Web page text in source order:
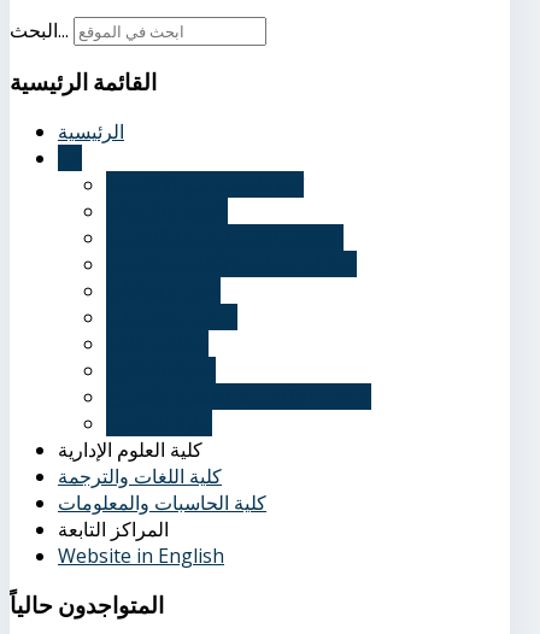
البحث...
القائمة الرئيسية
الرئيسية
كلية العلوم الإدارية
كلية اللغات والترجمة
كلية الحاسبات والمعلومات
المراكز التابعة
Website in English
المتواجدون حالياً